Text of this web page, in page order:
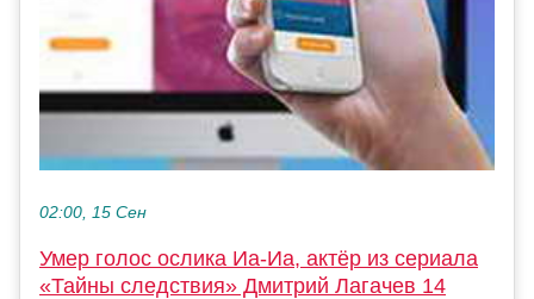
02:00, 15 Сен
Умер голос ослика Иа-Иа, актёр из сериала
«Тайны следствия» Дмитрий Лагачев 14